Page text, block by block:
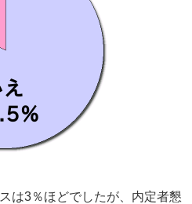
は3％ほどでしたが、内定者懇